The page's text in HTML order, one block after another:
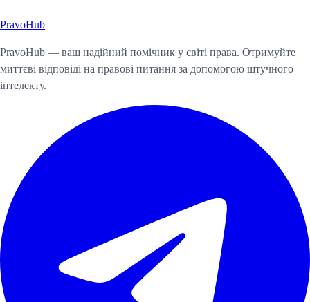
Почати консультацію
PravoHub
PravoHub — ваш надійний помічник у світі права. Отримуйте
миттєві відповіді на правові питання за допомогою штучного
інтелекту.